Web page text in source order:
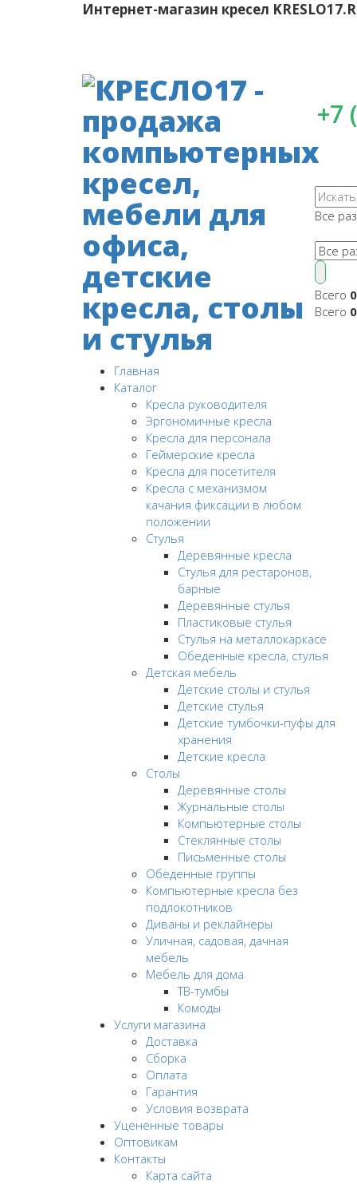
Интернет-магазин кресел
+7
Все
Всего
Всего
Главная
Каталог
Кресла руководителя
Эргономичные кресла
Кресла для персонала
Геймерские кресла
Кресла для посетителя
Кресла с механизмом
качания фиксации в любом
положении
Стулья
Деревянные кресла
Стулья для рестаронов,
барные
Деревянные стулья
Пластиковые стулья
Стулья на металлокаркасе
Обеденные кресла, стулья
Детская мебель
Детские столы и стулья
Детские стулья
Детские тумбочки-пуфы для
хранения
Детские кресла
Столы
Деревянные столы
Журнальные столы
Компьютерные столы
Стеклянные столы
Письменные столы
Обеденные группы
Компьютерные кресла без
подлокотников
Диваны и реклайнеры
Уличная, садовая, дачная
мебель
Мебель для дома
ТВ-тумбы
Комоды
Услуги магазина
Доставка
Сборка
Оплата
Гарантия
Условия возврата
Уцененные товары
Оптовикам
Контакты
Карта сайта